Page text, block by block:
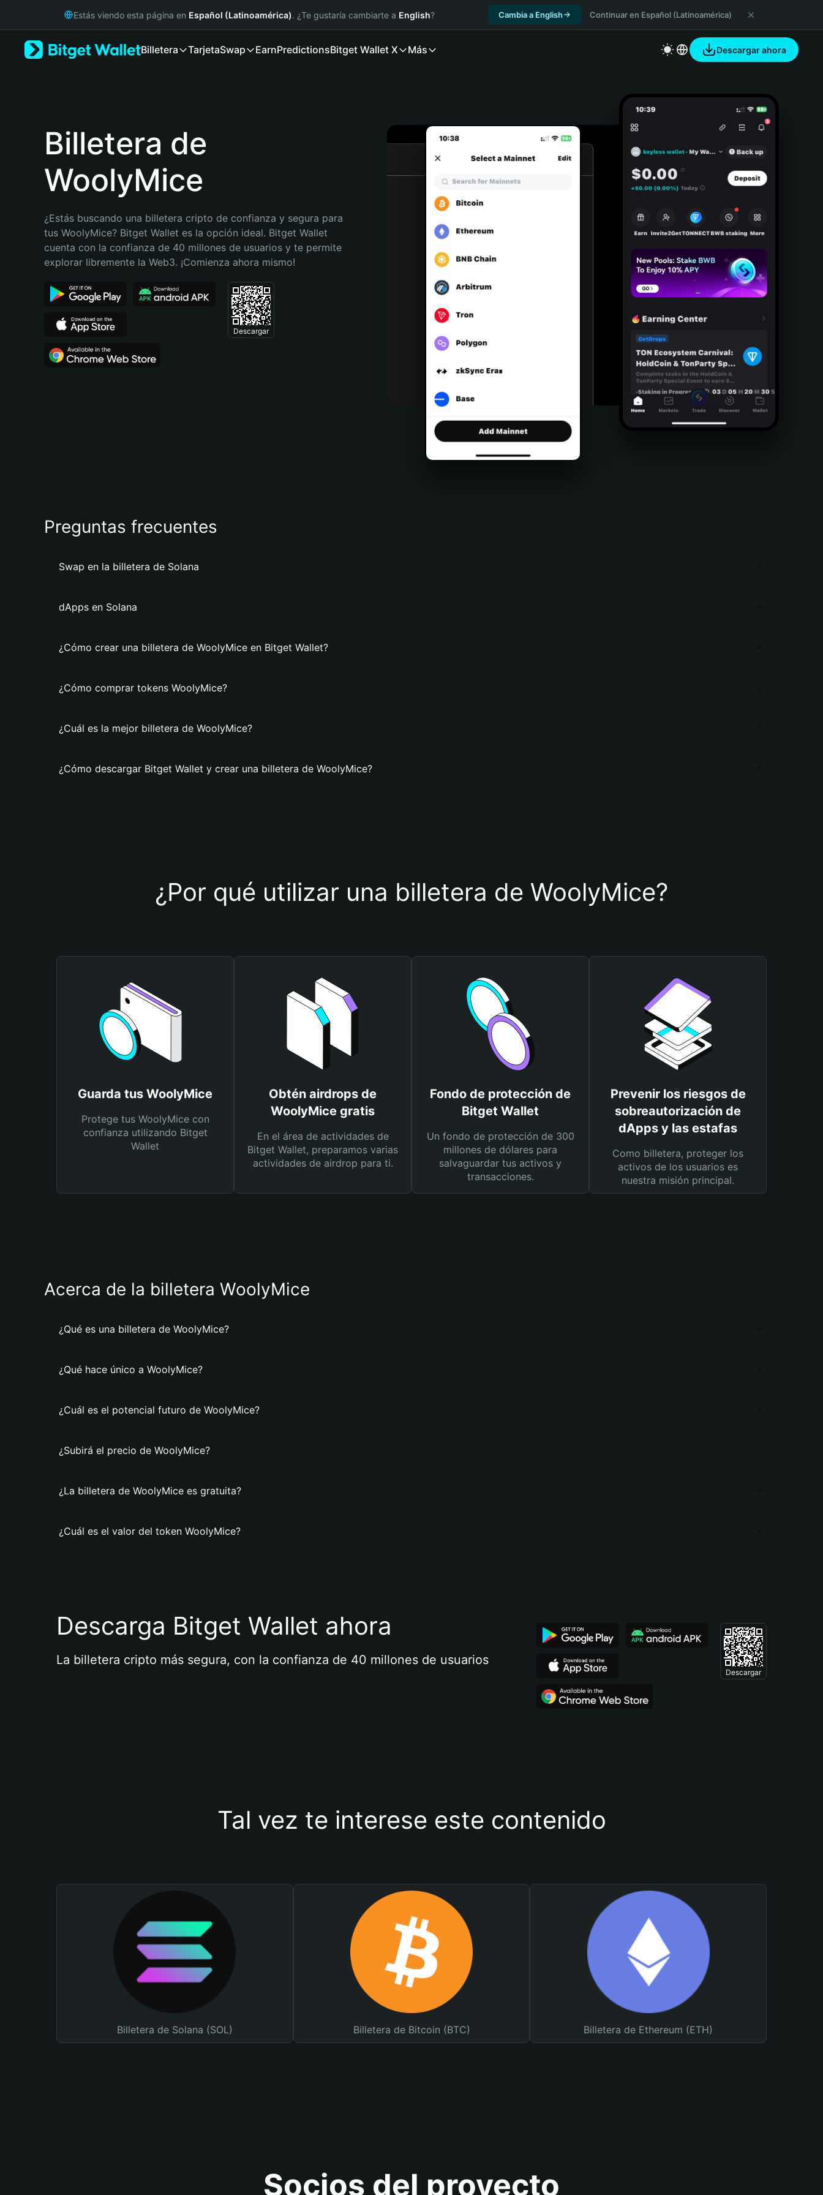
Русский
Português (Portugal)
Bahasa Indonesia
Português (Brasil)
Español (Argentina)
Estás viendo esta página en Español (Latinoamérica). ¿Te gustaría cambiarte a English? Cambia a English Continuar en Español (Latinoamérica)
Billetera TarjetaSwap EarnPredictionsBitget Wallet X Más Descargar ahora
Billetera de
WoolyMice
¿Estás buscando una billetera cripto de confianza y segura para
tus WoolyMice? Bitget Wallet es la opción ideal. Bitget Wallet
cuenta con la confianza de 40 millones de usuarios y te permite
explorar libremente la Web3. ¡Comienza ahora mismo!
Descargar
Preguntas frecuentes
Swap en la billetera de Solana
dApps en Solana
¿Cómo crear una billetera de WoolyMice en Bitget Wallet?
¿Cómo comprar tokens WoolyMice?
¿Cuál es la mejor billetera de WoolyMice?
¿Cómo descargar Bitget Wallet y crear una billetera de WoolyMice?
¿Por qué utilizar una billetera de WoolyMice?
Guarda tus WoolyMice
Protege tus WoolyMice con
confianza utilizando Bitget
Wallet
Obtén airdrops de
WoolyMice gratis
En el área de actividades de
Bitget Wallet, preparamos varias
actividades de airdrop para ti.
Fondo de protección de
Bitget Wallet
Un fondo de protección de 300
millones de dólares para
salvaguardar tus activos y
transacciones.
Prevenir los riesgos de
sobreautorización de
dApps y las estafas
Como billetera, proteger los
activos de los usuarios es
nuestra misión principal.
Acerca de la billetera WoolyMice
¿Qué es una billetera de WoolyMice?
¿Qué hace único a WoolyMice?
¿Cuál es el potencial futuro de WoolyMice?
¿Subirá el precio de WoolyMice?
¿La billetera de WoolyMice es gratuita?
¿Cuál es el valor del token WoolyMice?
Descarga Bitget Wallet ahora
La billetera cripto más segura, con la confianza de 40 millones de usuarios
Descargar
Tal vez te interese este contenido
Billetera de Solana (SOL) Billetera de Bitcoin (BTC) Billetera de Ethereum (ETH)
Socios del proyecto